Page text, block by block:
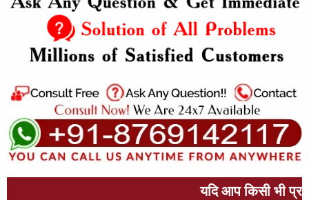
यदि आप किसी भी प्रकार की